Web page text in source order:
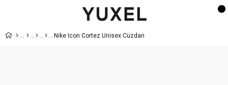
Nike Icon Cortez Unisex Cüzdan